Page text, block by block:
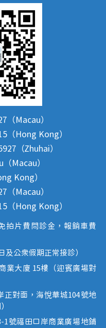
（Macau）
（Hong Kong）
（Zhuhai）
Macau）
Kong）
（Macau）
（Hong Kong）
拍片費問診金，報銷車費
及公眾假期正常接診）
業大廈 15樓（迎賓廣場對
正對面，海悅華城104號地
1號福田口岸商業廣場地鋪